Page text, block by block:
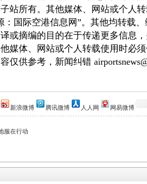
站所有。其他媒体、网站或个人
：国际空港信息网”。其他均转载
或摘编的目的在于传递更多信息
媒体、网站或个人转载使用时必
仅供参考，新闻纠错
新浪微博 腾讯微博 人人网 网易微博
服在行动